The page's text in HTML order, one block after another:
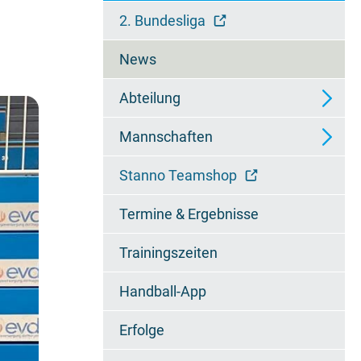
2. Bundesliga
News
Abteilung
Ansprechpartner
Wieselfamilie
Chronik
Jugendzertifikat
Mannschaften
2. Mannschaft - Regionalliga
3. Mannschaft -
Regionsklasse
A1-Jugend - Bundesliga
Stanno Teamshop
Termine & Ergebnisse
Trainingszeiten
Handball-App
Erfolge